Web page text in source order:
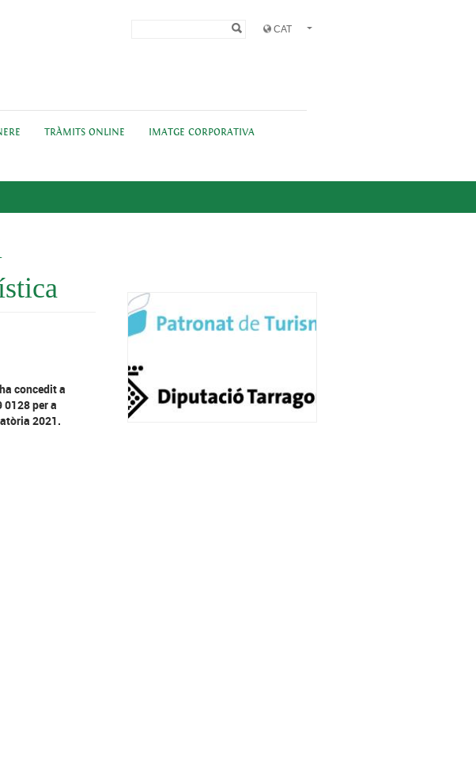
TRÀMITS ONLINE IMATGE CORPORATIVA
concedit a
per a
2021.